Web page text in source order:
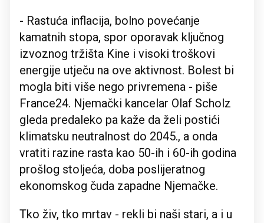
- Rastuća inflacija, bolno povećanje
kamatnih stopa, spor oporavak ključnog
izvoznog tržišta Kine i visoki troškovi
energije utječu na ove aktivnost. Bolest bi
mogla biti više nego privremena - piše
France24. Njemački kancelar Olaf Scholz
gleda predaleko pa kaže da želi postići
klimatsku neutralnost do 2045., a onda
vratiti razine rasta kao 50-ih i 60-ih godina
prošlog stoljeća, doba poslijeratnog
ekonomskog čuda zapadne Njemačke.
Tko živ, tko mrtav - rekli bi naši stari, a i u